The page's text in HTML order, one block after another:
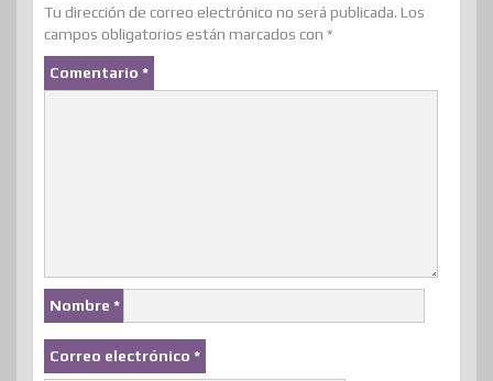
Tu dirección de correo electrónico no será publicada. Los
campos obligatorios están marcados con *
Comentario *
Nombre *
Correo electrónico *